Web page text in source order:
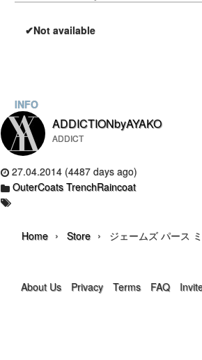
✔Not available
INFO
ADDICTIONbyAYAKO
ADDICT
27.04.2014 (4487 days ago)
OuterCoats TrenchRaincoat
Home › Store › ジェームズ パース
About Us Privacy Terms FAQ